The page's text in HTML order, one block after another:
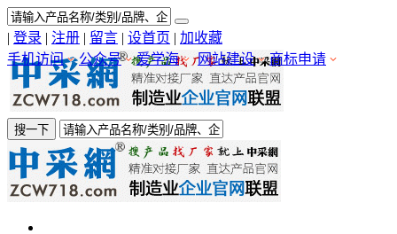
| 登录 | 注册 | 留言 | 设首页 | 加收藏
手机访问
公众号 爱学海 网站建设 商标申请
搜一下